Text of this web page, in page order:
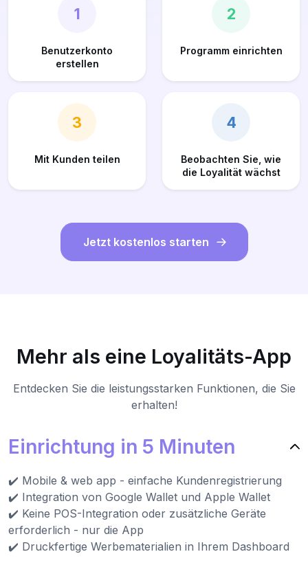
1
Benutzerkonto
erstellen
2
Programm einrichten
3
Mit Kunden teilen
4
Beobachten Sie, wie
die Loyalität wächst
Jetzt kostenlos starten
Mehr als eine Loyalitäts-App
Entdecken Sie die leistungsstarken Funktionen, die Sie
erhalten!
Einrichtung in 5 Minuten
✔️ Mobile & web app - einfache Kundenregistrierung
✔️ Integration von Google Wallet und Apple Wallet
✔️ Keine POS-Integration oder zusätzliche Geräte
erforderlich - nur die App
✔️ Druckfertige Werbematerialien in Ihrem Dashboard